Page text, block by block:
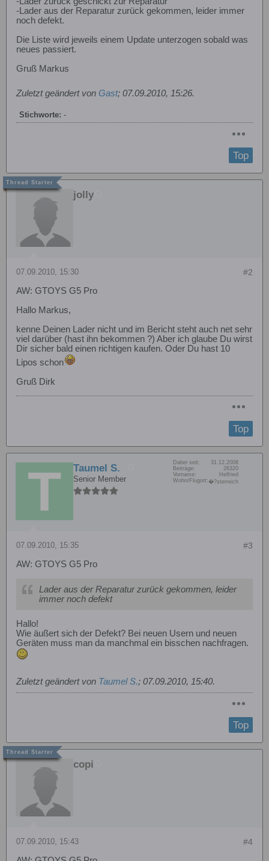
-Lader aus der Reparatur zurück gekommen, leider immer
noch defekt.
Die Liste wird jeweils einem Update unterzogen sobald was
neues passiert.
Gruß Markus
Zuletzt geändert von Gast; 07.09.2010, 15:26.
Stichworte: -
Top
jolly
#2
07.09.2010, 15:30
AW: GTOYS G5 Pro
Hallo Markus,
kenne Deinen Lader nicht und im Bericht steht auch net sehr
viel darüber (hast ihn bekommen ?) Aber ich glaube Du wirst
Dir sicher bald einen richtigen kaufen. Oder Du hast 10
Lipos schon
Gruß Dirk
Top
Taumel S.
Senior Member
Dabei seit:
31.12.2008
Beiträge:
26320
Vorname:
Helfried
Wohn/Flugort: �?sterreich
#3
07.09.2010, 15:35
AW: GTOYS G5 Pro
Lader aus der Reparatur zurück gekommen, leider
immer noch defekt
Hallo!
Wie äußert sich der Defekt? Bei neuen Usern und neuen
Geräten muss man da manchmal ein bisschen nachfragen.
Zuletzt geändert von Taumel S.; 07.09.2010, 15:40.
Top
copi
#4
07.09.2010, 15:43